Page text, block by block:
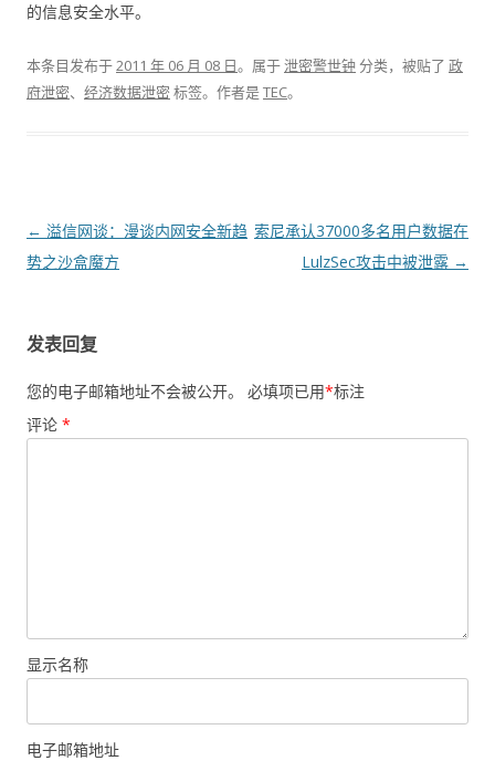
的信息安全水平。
本条目发布于2011 年 06 月 08 日。属于泄密警世钟 分类，被贴了 政
府泄密、 经济数据泄密标签。 作者是TEC。
文章导航
← 溢信网谈：漫谈内网安全新趋
势之沙盒魔方
索尼承认37000多名用户数据在
LulzSec攻击中被泄露 →
发表回复
您的电子邮箱地址不会被公开。 必填项已用*标注
评论 *
显示名称
电子邮箱地址